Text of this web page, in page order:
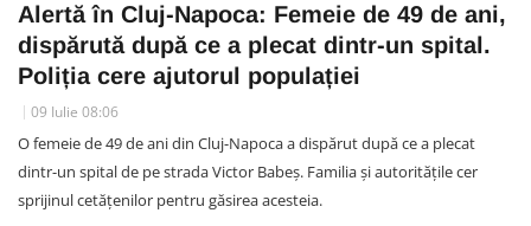
Alertă în Cluj-Napoca: Femeie de 49 de ani,
dispărută după ce a plecat dintr-un spital.
Poliția cere ajutorul populației
09 Iulie 08:06
O femeie de 49 de ani din Cluj-Napoca a dispărut după ce a plecat
dintr-un spital de pe strada Victor Babeș. Familia și autoritățile cer
sprijinul cetățenilor pentru găsirea acesteia.